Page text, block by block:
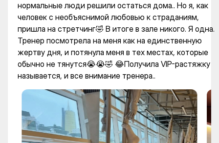
нормальные люди решили остаться дома.. Но я, как
человек с необъяснимой любовью к страданиям,
пришла на стретчинг🤣 В итоге в зале никого. Я одна.
Тренер посмотрела на меня как на единственную
жертву дня, и потянула меня в тех местах, которые
обычно не тянутся😭😭🤣 😂Получила VIP-растяжку
называется, и все внимание тренера..